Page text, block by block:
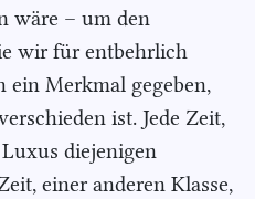
wäre – um den
wir für entbehrlich
ein Merkmal gegeben,
ist. Jede Zeit,
diejenigen
einer anderen Klasse,